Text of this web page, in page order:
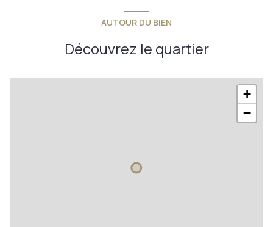
AUTOUR DU BIEN
Découvrez le quartier
+
−